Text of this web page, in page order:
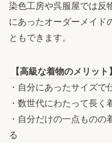
染色工房や呉服屋では反
にあったオーダーメイド
ともできます。
【高級な着物のメリット】
・自分にあったサイズで
・数世代にわたって長く
・自分だけの一点ものの
る